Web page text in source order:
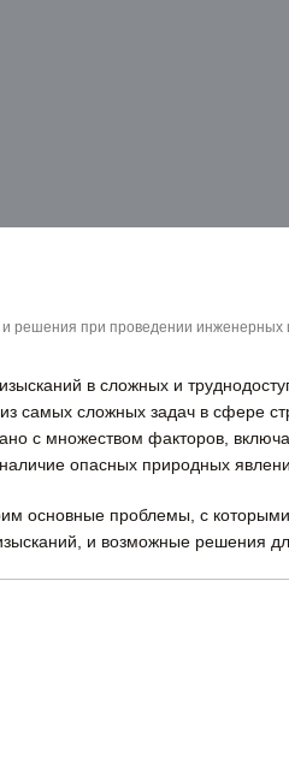
решения при проведении инженерных
в сложных и
самых сложных задач в сфере
с множеством факторов,
опасных природных
основные проблемы, с
и возможные решения